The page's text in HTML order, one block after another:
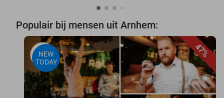
Populair bij mensen uit Arnhem:
47%
NEW
TODAY